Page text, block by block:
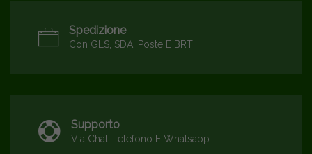
Spedizione
Con GLS, SDA, Poste E BRT
Supporto
Via Chat, Telefono E Whatsapp